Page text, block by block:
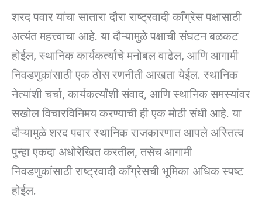
शरद पवार यांचा सातारा दौरा राष्ट्रवादी काँग्रेस पक्षासाठी
अत्यंत महत्त्वाचा आहे. या दौऱ्यामुळे पक्षाची संघटन बळकट
होईल, स्थानिक कार्यकर्त्यांचे मनोबल वाढेल, आणि आगामी
निवडणुकांसाठी एक ठोस रणनीती आखता येईल. स्थानिक
नेत्यांशी चर्चा, कार्यकर्त्यांशी संवाद, आणि स्थानिक समस्यांवर
सखोल विचारविनिमय करण्याची ही एक मोठी संधी आहे. या
दौऱ्यामुळे शरद पवार स्थानिक राजकारणात आपले अस्तित्व
पुन्हा एकदा अधोरेखित करतील, तसेच आगामी
निवडणुकांसाठी राष्ट्रवादी काँग्रेसची भूमिका अधिक स्पष्ट
होईल.